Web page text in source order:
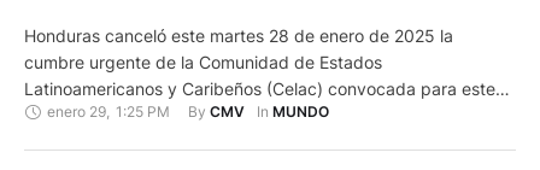
Honduras canceló este martes 28 de enero de 2025 la
cumbre urgente de la Comunidad de Estados
Latinoamericanos y Caribeños (Celac) convocada para este
jueves por la presidenta pro tempore del organismo, Xiomara
enero 29 1:25 PM By CMV In MUNDO